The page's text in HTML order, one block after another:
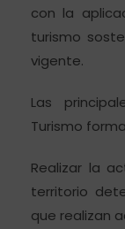
con la
turismo
vigente.
Las
Turismo
Realizar la
territorio
que realizan